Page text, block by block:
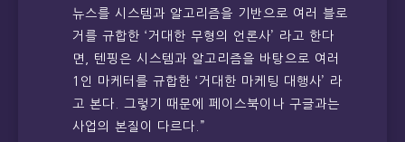
뉴스를 시스템과 알고리즘을 기반으로 여러 블로
거를 규합한 ‘거대한 무형의 언론사’ 라고 한다
면, 텐핑은 시스템과 알고리즘을 바탕으로 여러
1인 마케터를 규합한 ‘거대한 마케팅 대행사’ 라
고 본다. 그렇기 때문에 페이스북이나 구글과는
사업의 본질이 다르다.”